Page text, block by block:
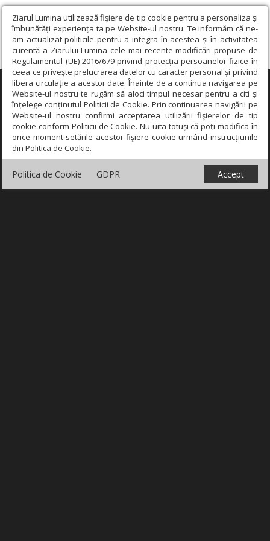
Ziarul Lumina utilizează fişiere de tip cookie pentru a personaliza și
îmbunătăți experiența ta pe Website-ul nostru. Te informăm că ne-
am actualizat politicile pentru a integra în acestea și în activitatea
curentă a Ziarului Lumina cele mai recente modificări propuse de
Regulamentul (UE) 2016/679 privind protecția persoanelor fizice în
ceea ce privește prelucrarea datelor cu caracter personal și privind
libera circulație a acestor date. Înainte de a continua navigarea pe
Website-ul nostru te rugăm să aloci timpul necesar pentru a citi și
înțelege conținutul Politicii de Cookie. Prin continuarea navigării pe
Website-ul nostru confirmi acceptarea utilizării fişierelor de tip
cookie conform Politicii de Cookie. Nu uita totuși că poți modifica în
orice moment setările acestor fişiere cookie urmând instrucțiunile
din Politica de Cookie.
Politica de Cookie GDPR Accept
×